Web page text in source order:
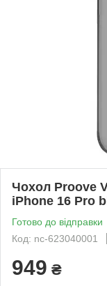
Чохол Proove
iPhone 16 Pro
Готово до відправки
Код: nc-623040001
949 ₴